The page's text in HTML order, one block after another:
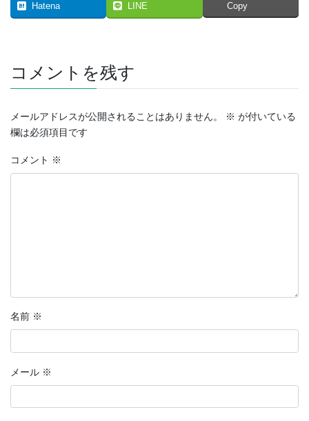
Hatena LINE Copy
コメントを残す
メールアドレスが公開されることはありません。 ※ が付いている
欄は必須項目です
コメント ※
名前 ※
メール ※